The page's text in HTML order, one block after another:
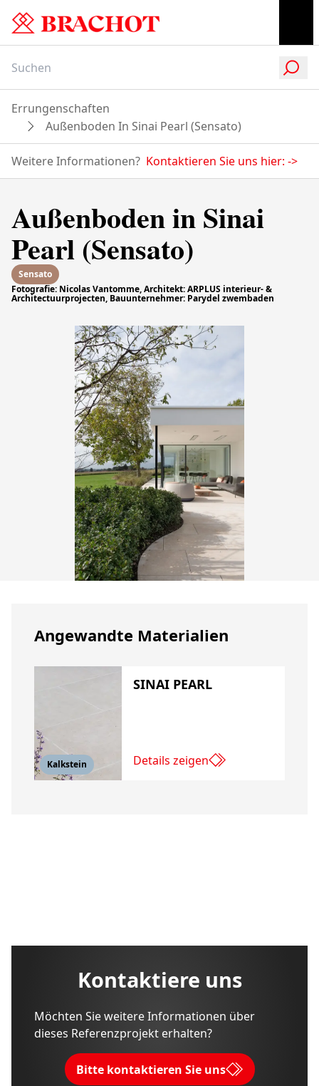
Errungenschaften
Außenboden In Sinai Pearl (Sensato)
Weitere Informationen? Kontaktieren Sie uns hier: ->
Außenboden in Sinai
Pearl (Sensato)
Sensato
Fotografie: Nicolas Vantomme, Architekt: ARPLUS interieur- &
Architectuurprojecten, Bauunternehmer: Parydel zwembaden
Angewandte Materialien
Kalkstein
SINAI PEARL
Details zeigen
Kontaktiere uns
Möchten Sie weitere Informationen über
dieses Referenzprojekt erhalten?
Bitte kontaktieren Sie uns